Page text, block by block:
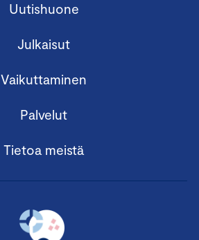
Uutishuone
Julkaisut
Vaikuttaminen
Palvelut
Tietoa meistä